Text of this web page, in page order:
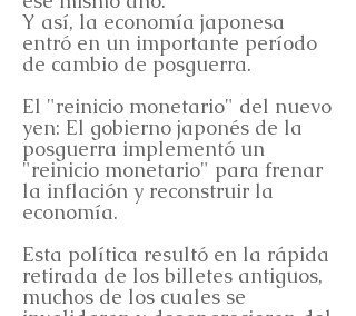
Y así, la economía japonesa
entró en un importante período
de cambio de posguerra.
El "reinicio monetario" del nuevo
yen: El gobierno japonés de la
posguerra implementó un
"reinicio monetario" para frenar
la inflación y reconstruir la
economía.
Esta política resultó en la rápida
retirada de los billetes antiguos,
muchos de los cuales se